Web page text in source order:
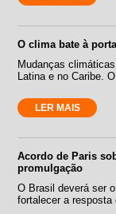
O clima bate à
Mudanças
Latina e no Caribe.
LER MAIS
Acordo de Paris
promulgação
O Brasil deverá ser
fortalecer a